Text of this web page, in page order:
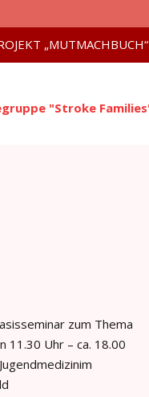
„MUTMACHBUCH“
zum Thema
11.30 Uhr – ca. 18.00